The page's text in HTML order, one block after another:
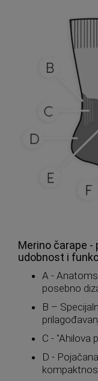
Merino čarape -
udobnost i
A -
posebno
B –
C - "Ahilova
D -